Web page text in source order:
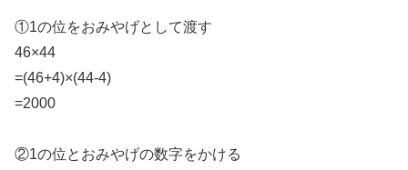
①1の位をおみやげとして渡す
46×44
=(46+4)×(44-4)
=2000
②1の位とおみやげの数字をかける